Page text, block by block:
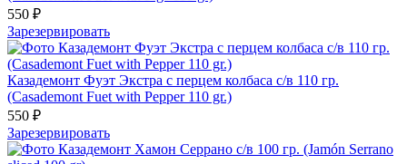
550 ₽
Зарезервировать
Казадемонт Фуэт Экстра с перцем колбаса с/в 110 гр.
(Casademont Fuet with Pepper 110 gr.)
550 ₽
Зарезервировать